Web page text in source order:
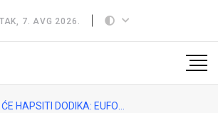
7. AVG 2026.
DODIKA: EUFOR kod Laktaša postrojio čelnike MUP-a RS